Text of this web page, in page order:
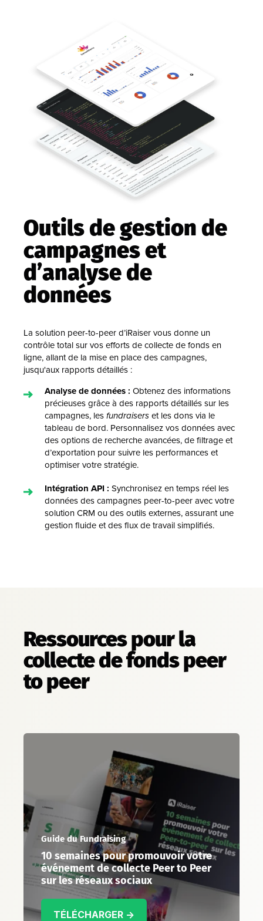
Outils de gestion de
campagnes et
d’analyse de
données
La solution peer-to-peer d’iRaiser vous donne un
contrôle total sur vos efforts de collecte de fonds en
ligne, allant de la mise en place des campagnes,
jusqu'aux rapports détaillés :
Analyse de données : Obtenez des informations
précieuses grâce à des rapports détaillés sur les
campagnes, lesfundraiserset les dons via le
tableau de bord. Personnalisez vos données avec
des options de recherche avancées, de filtrage et
d’exportation pour suivre les performances et
optimiser votre stratégie.
Intégration API : Synchronisez en temps réel les
données des campagnes peer-to-peer avec votre
solution CRM ou des outils externes, assurant une
gestion fluide et des flux de travail simplifiés.
Ressources pour la
collecte de fonds peer
to peer
Guide du Fundraising
10 semaines pour promouvoir votre
événement de collecte Peer to Peer
sur les réseaux sociaux
TÉLÉCHARGER →